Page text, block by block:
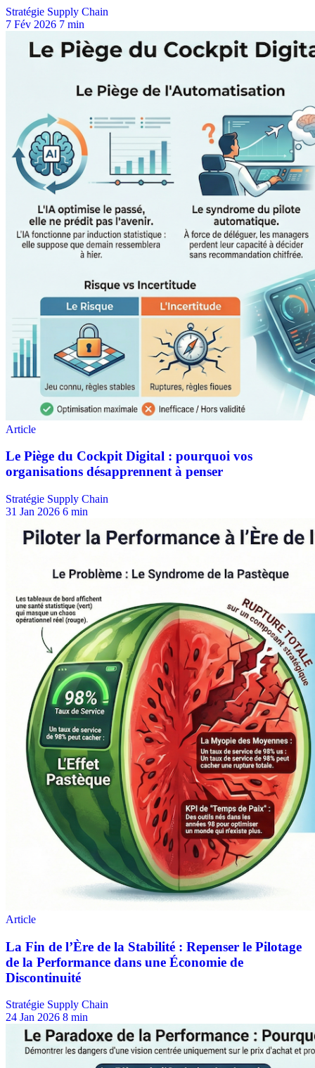
Stratégie Supply Chain
7 Fév 2026 7 min
Stratégie Supply Chain
31 Jan 2026 6 min
Stratégie Supply Chain
24 Jan 2026 8 min